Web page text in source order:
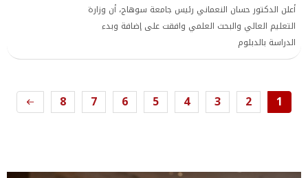
أعلن الدكتور حسان النعماني رئيس جامعة سوهاج، أن وزارة
التعليم العالي والبحث العلمي وافقت على إضافة وبدء
الدراسة بالدبلوم
1
2
3
4
5
6
7
8